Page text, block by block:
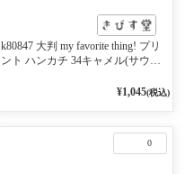
k80847 大判 my favorite thing! プリ
ント ハンカチ 34キャメル(サウ
¥1,045(税込)
0